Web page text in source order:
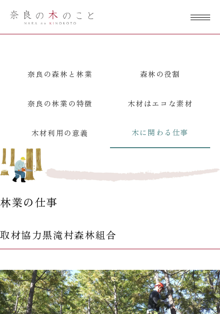
奈良の木のこ
と
奈良の森林と林業 森林の役割
奈良の林業の特徴 木材はエコな素材
木材利用の意義 木に関わる仕事
林業の仕事
取材協力黒滝村森林組合